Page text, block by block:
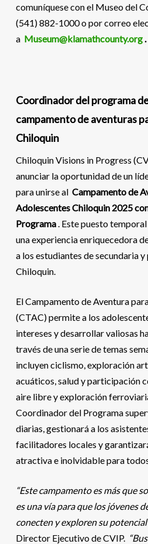
comuníquese con el Museo del
(541) 882-1000 o por correo
a Museum@klamathcounty.org.
Coordinador del programa
campamento de aventuras
Chiloquin
Chiloquin Visions in Progress
anunciar la oportunidad de un
para unirse al Campamento de
Adolescentes Chiloquin 2025
Programa. Este puesto
una experiencia enriquecedora
a los estudiantes de secundaria
Chiloquin.
El Campamento de Aventura
(CTAC) permite a los
intereses y desarrollar valiosas
través de una serie de temas
incluyen ciclismo, exploración
acuáticos, salud y participación
aire libre y exploración
Coordinador del Programa
diarias, gestionará a los
facilitadores locales y
atractiva e inolvidable para
“Este campamento es más que
es una vía para que los jóvenes
conecten y exploren su
Director Ejecutivo de CVIP.